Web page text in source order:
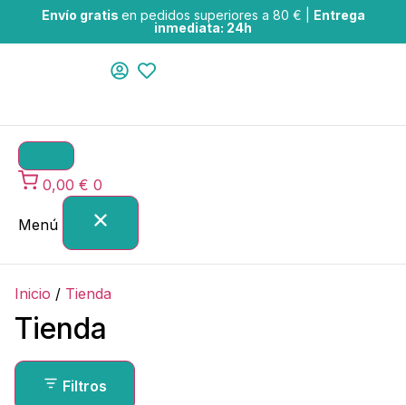
Envío gratis en pedidos superiores a 80 € | Entrega
inmediata: 24h
0,00 € 0
Menú
Inicio / Tienda
Tienda
Filtros